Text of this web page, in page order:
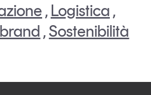
, Logistica ,
,Sostenibilità